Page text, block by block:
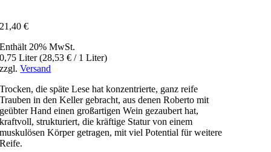
21,40€
Enthält 20% MwSt.
0,75 Liter (28,53€ / 1 Liter)
zzgl.Versand
Trocken, die späte Lese hat konzentrierte, ganz reife
Trauben in den Keller gebracht, aus denen Roberto mit
geübter Hand einen großartigen Wein gezaubert hat,
kraftvoll, strukturiert, die kräftige Statur von einem
muskulösen Körper getragen, mit viel Potential für weitere
Reife.